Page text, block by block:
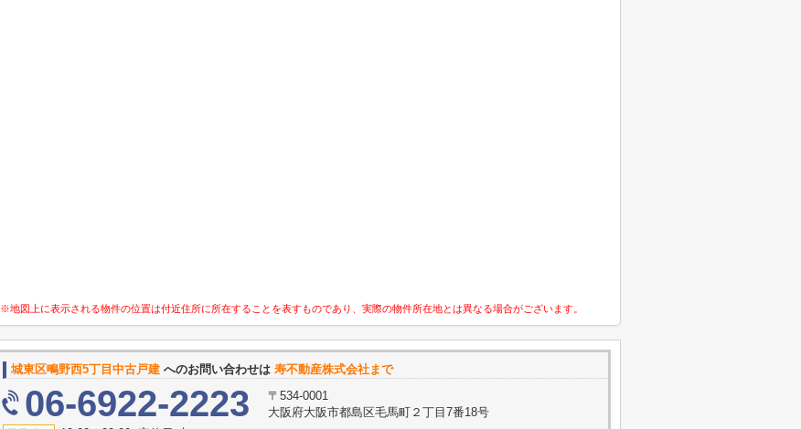
※地図上に表示される物件の位置は付近住所に所在することを表すものであり、実際の物件所在地とは異なる場合がございます。
城東区鴫野西5丁目中古戸建 へのお問い合わせは 寿不動産株式会社まで
06-6922-2223
〒534-0001
大阪府大阪市都島区毛馬町２丁目7番18号